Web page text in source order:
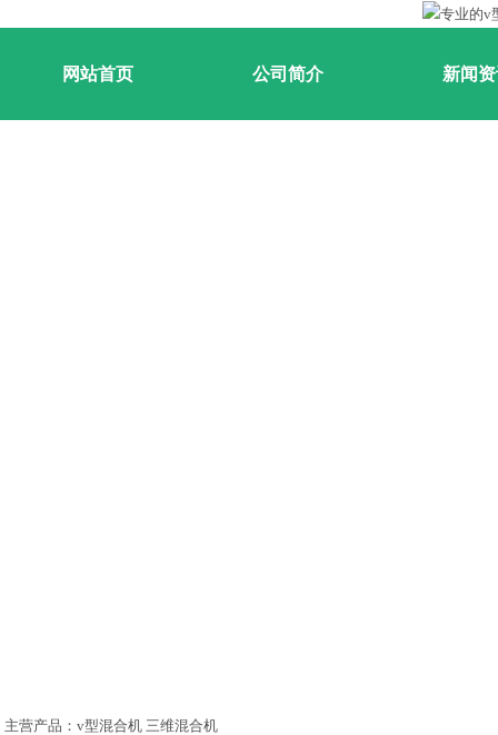
网站首页 公司简介 新闻
主营产品：v型混合机 三维混合机